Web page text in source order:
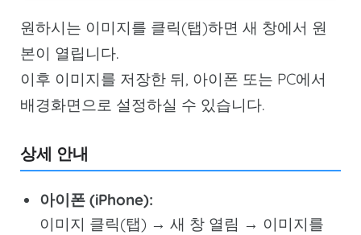
원하시는 이미지를 클릭(탭)하면 새 창에서 원
본이 열립니다.
이후 이미지를 저장한 뒤, 아이폰 또는 PC에서
배경화면으로 설정하실 수 있습니다.
상세 안내
아이폰 (iPhone):
이미지 클릭(탭) → 새 창 열림 → 이미지를